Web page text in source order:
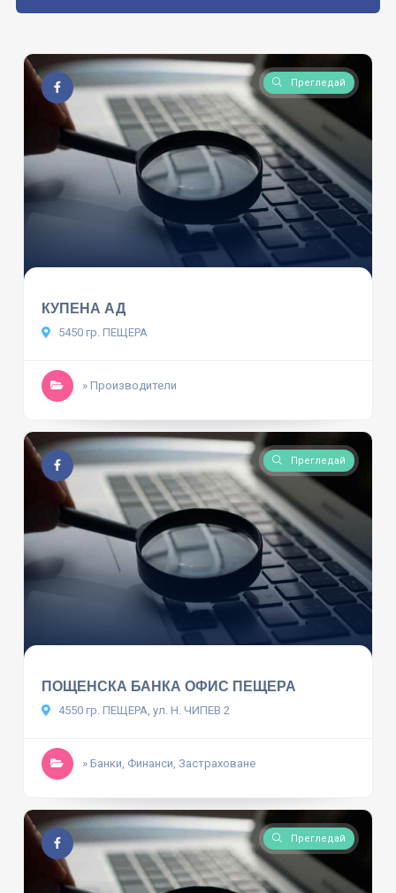
Прегледай
КУПЕНА АД
5450 гр. ПЕЩЕРА
» Производители
Прегледай
ПОЩЕНСКА БАНКА ОФИС ПЕЩЕРА
4550 гр. ПЕЩЕРА, ул. Н. ЧИПЕВ 2
» Банки, Финанси, Застраховане
Прегледай